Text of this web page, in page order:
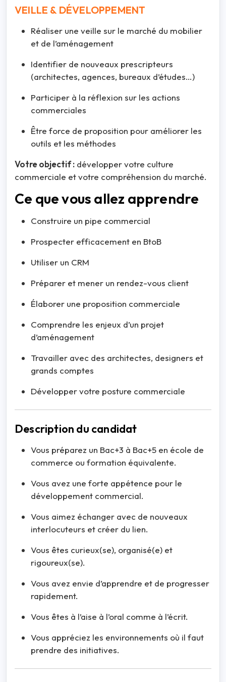
VEILLE & DÉVELOPPEMENT
Réaliser une veille sur le marché du mobilier
et de l’aménagement
Identifier de nouveaux prescripteurs
(architectes, agences, bureaux d’études…)
Participer à la réflexion sur les actions
commerciales
Être force de proposition pour améliorer les
outils et les méthodes
Votre objectif : développer votre culture
commerciale et votre compréhension du marché.
Ce que vous allez apprendre
Construire un pipe commercial
Prospecter efficacement en BtoB
Utiliser un CRM
Préparer et mener un rendez-vous client
Élaborer une proposition commerciale
Comprendre les enjeux d’un projet
d’aménagement
Travailler avec des architectes, designers et
grands comptes
Développer votre posture commerciale
Description du candidat
Vous préparez un Bac+3 à Bac+5 en école de
commerce ou formation équivalente.
Vous avez une forte appétence pour le
développement commercial.
Vous aimez échanger avec de nouveaux
interlocuteurs et créer du lien.
Vous êtes curieux(se), organisé(e) et
rigoureux(se).
Vous avez envie d’apprendre et de progresser
rapidement.
Vous êtes à l’aise à l’oral comme à l’écrit.
Vous appréciez les environnements où il faut
prendre des initiatives.